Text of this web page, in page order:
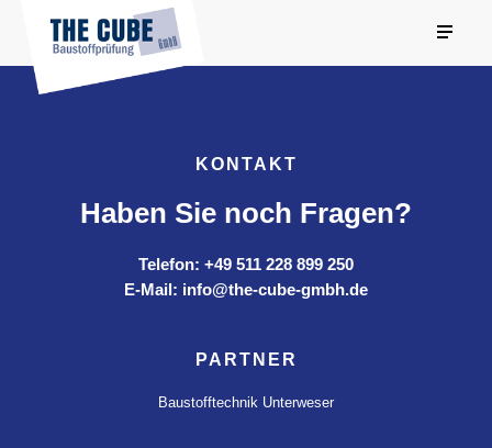
KONTAKT
Haben Sie noch Fragen?
Telefon: +49 511 228 899 250
E-Mail: info@the-cube-gmbh.de
PARTNER
Baustofftechnik Unterweser